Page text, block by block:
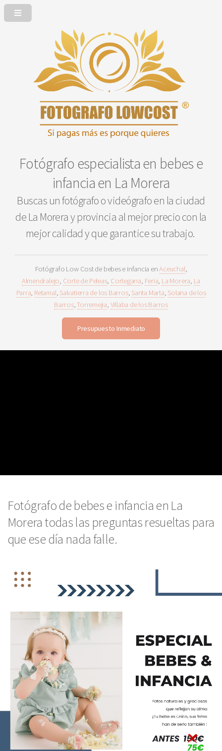
Fotógrafo especialista en bebes e
infancia en La Morera
Buscas un fotógrafo o videógrafo en la ciudad
de La Morera y provincia al mejor precio con la
mejor calidad y que garantice su trabajo.
Fotógrafo Low Cost de bebes e infancia enAceuchal,
Almendralejo, Corte de Peleas, Cortegana, Feria, La Morera, La
Parra, Retamal, Salvatierra de los Barros, Santa Marta, Solana de los
Barros,Torremejia, Villaba de los Barros
Presupuesto Inmediato
Fotógrafo de bebes e infancia en La
Morera todas las preguntas resueltas para
que ese día nada falle.